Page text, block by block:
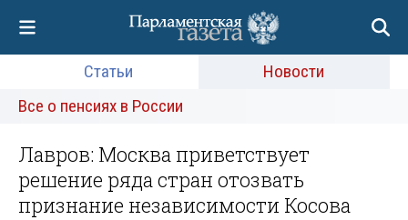
Статьи
Новости
Все о пенсиях в России
Лавров: Москва приветствует
решение ряда стран отозвать
признание независимости Косова